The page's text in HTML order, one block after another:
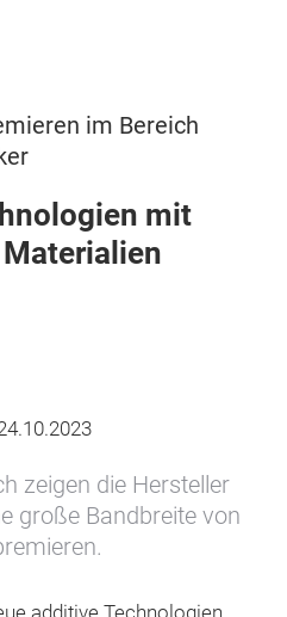
im Bereich
mit
zeigen die Hersteller
große Bandbreite von